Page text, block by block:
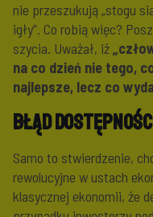
nie przeszukują „stogu
igły”. Co robią więc?
szycia. Uważał, iż
na co dzień nie tego,
najlepsze, lecz co
Błąd
Samo to stwierdzenie,
rewolucyjne w ustach
klasycznej ekonomii, że